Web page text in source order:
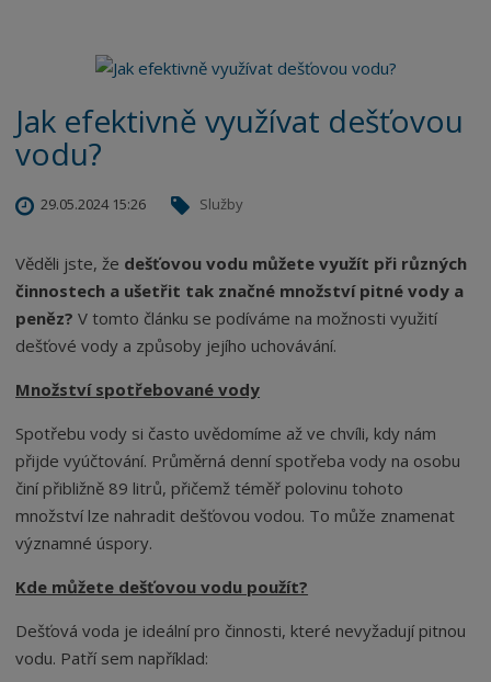
Jak efektivně využívat dešťovou
vodu?
29.05.2024 15:26 Služby
Věděli jste, že dešťovou vodu můžete využít při různých
činnostech a ušetřit tak značné množství pitné vody a
peněz? V tomto článku se podíváme na možnosti využití
dešťové vody a způsoby jejího uchovávání.
Množství spotřebované vody
Spotřebu vody si často uvědomíme až ve chvíli, kdy nám
přijde vyúčtování. Průměrná denní spotřeba vody na osobu
činí přibližně 89 litrů, přičemž téměř polovinu tohoto
množství lze nahradit dešťovou vodou. To může znamenat
významné úspory.
Kde můžete dešťovou vodu použít?
Dešťová voda je ideální pro činnosti, které nevyžadují pitnou
vodu. Patří sem například: